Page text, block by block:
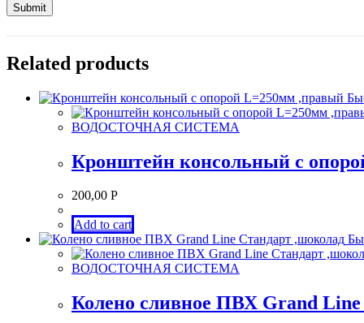
Related products
ВОДОСТОЧНАЯ СИСТЕМА
Кронштейн консольный с
200,00 Р
Add to cart
ВОДОСТОЧНАЯ СИСТЕМА
Колено сливное ПВХ Grand